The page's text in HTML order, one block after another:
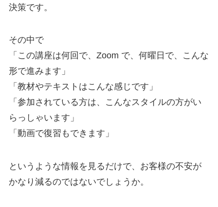
決策です。
その中で
「この講座は何回で、Zoom で、何曜日で、こんな
形で進みます」
「教材やテキストはこんな感じです」
「参加されている方は、こんなスタイルの方がい
らっしゃいます」
「動画で復習もできます」
というような情報を見るだけで、お客様の不安が
かなり減るのではないでしょうか。